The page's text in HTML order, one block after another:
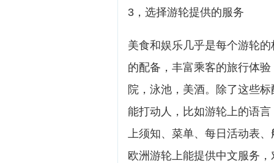
3，选择游轮提供的服务
美食和娱乐几乎是每个游轮
的配备，丰富乘客的旅行体
院，泳池，美酒。除了这些
能打动人，比如游轮上的语
上须知、菜单、每日活动表
欧洲游轮上能提供中文服务